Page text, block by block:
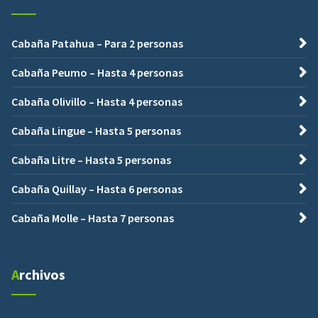
Cabaña Patahua – Para 2 personas
Cabaña Peumo – Hasta 4 personas
Cabaña Olivillo – Hasta 4 personas
Cabaña Lingue – Hasta 5 personas
Cabaña Litre – Hasta 5 personas
Cabaña Quillay – Hasta 6 personas
Cabaña Molle – Hasta 7 personas
Archivos